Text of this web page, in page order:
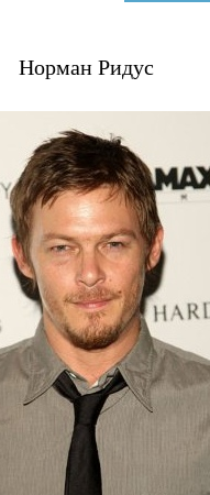
Норман Ридус